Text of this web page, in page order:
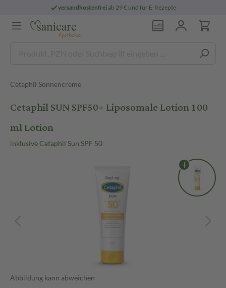
versandkostenfreiab 29 € und für E-Rezepte
Cetaphil Sonnencreme
Cetaphil SUN SPF50+ Liposomale Lotion 100
ml Lotion
inklusive Cetaphil Sun SPF 50
Abbildung kann abweichen